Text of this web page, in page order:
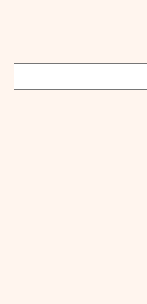
Rechercher